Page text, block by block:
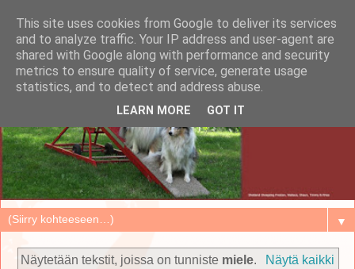
▼
Näytetään tekstit, joissa on tunniste miele.
Näytä kaikki
This site uses cookies from Google to deliver its services
and to analyze traffic. Your IP address and user-agent are
shared with Google along with performance and security
metrics to ensure quality of service, generate usage
statistics, and to detect and address abuse.
LEARN MORE GOT IT